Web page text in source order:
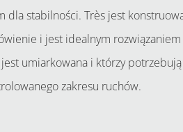
dla stabilności. Très jest
i jest idealnym
umiarkowana i którzy
zakresu ruchów.